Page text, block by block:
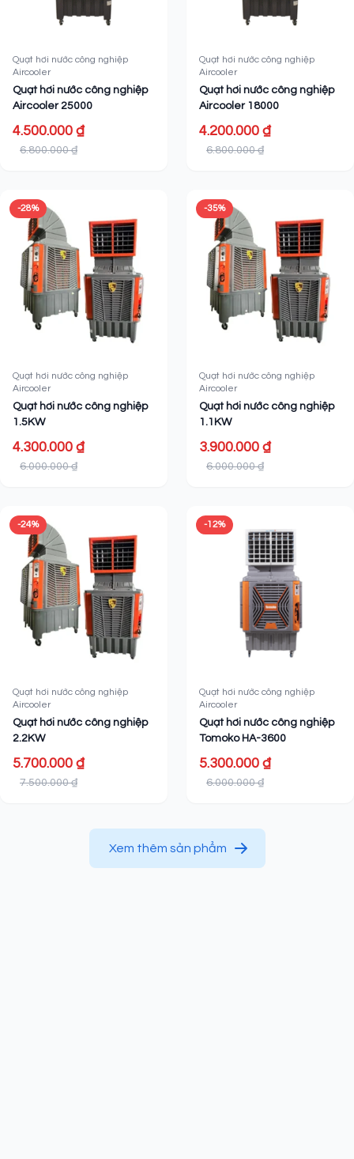
Quạt hơi nước công nghiệp
Aircooler
Quạt hơi nước công nghiệp
Aircooler 25000
4.500.000 ₫
6.800.000 ₫
Quạt hơi nước công nghiệp
Aircooler
Quạt hơi nước công nghiệp
Aircooler 18000
4.200.000 ₫
6.800.000 ₫
-28%
Quạt hơi nước công nghiệp
Aircooler
Quạt hơi nước công nghiệp
1.5KW
4.300.000 ₫
6.000.000 ₫
-35%
Quạt hơi nước công nghiệp
Aircooler
Quạt hơi nước công nghiệp
1.1KW
3.900.000 ₫
6.000.000 ₫
-24%
Quạt hơi nước công nghiệp
Aircooler
Quạt hơi nước công nghiệp
2.2KW
5.700.000 ₫
7.500.000 ₫
-12%
Quạt hơi nước công nghiệp
Aircooler
Quạt hơi nước công nghiệp
Tomoko HA-3600
5.300.000 ₫
6.000.000 ₫
Xem thêm sản phẩm